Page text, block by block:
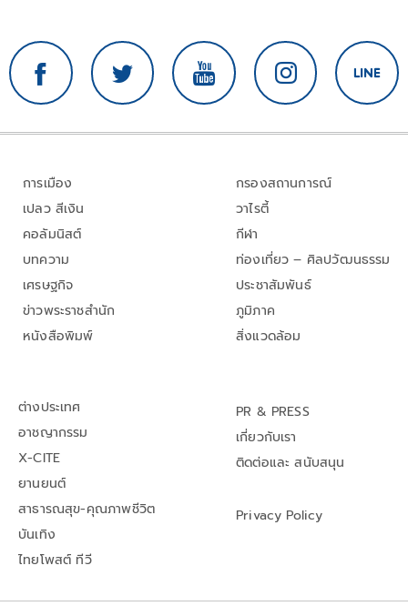
การเมือง
เปลว สีเงิน
คอลัมนิสต์
บทความ
เศรษฐกิจ
ข่าวพระราชสำนัก
หนังสือพิมพ์
กรองสถานการณ์
วาไรตี้
กีฬา
ท่องเที่ยว – ศิลปวัฒนธรรม
ประชาสัมพันธ์
ภูมิภาค
สิ่งแวดล้อม
ต่างประเทศ
อาชญากรรม
X-CITE
ยานยนต์
สาธารณสุข-คุณภาพชีวิต
บันเทิง
ไทยโพสต์ ทีวี
PR & PRESS
เกี่ยวกับเรา
ติดต่อและ สนับสนุน
Privacy Policy